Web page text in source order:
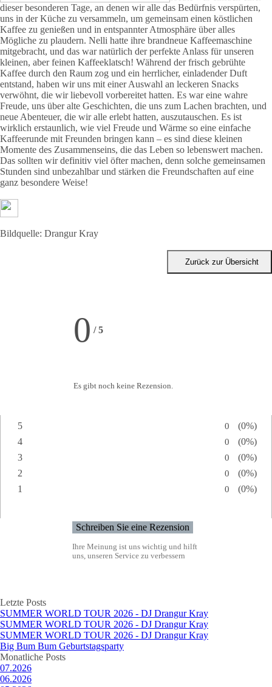
dieser besonderen Tage, an denen wir alle das Bedürfnis verspürten,
uns in der Küche zu versammeln, um gemeinsam einen köstlichen
Kaffee zu genießen und in entspannter Atmosphäre über alles
Mögliche zu plaudern. Nelli hatte ihre brandneue Kaffeemaschine
mitgebracht, und das war natürlich der perfekte Anlass für unseren
kleinen, aber feinen Kaffeeklatsch! Während der frisch gebrühte
Kaffee durch den Raum zog und ein herrlicher, einladender Duft
entstand, haben wir uns mit einer Auswahl an leckeren Snacks
verwöhnt, die wir liebevoll vorbereitet hatten. Es war eine wahre
Freude, uns über alte Geschichten, die uns zum Lachen brachten, und
neue Abenteuer, die wir alle erlebt hatten, auszutauschen. Es ist
wirklich erstaunlich, wie viel Freude und Wärme so eine einfache
Kaffeerunde mit Freunden bringen kann – es sind diese kleinen
Momente des Zusammenseins, die das Leben so lebenswert machen.
Das sollten wir definitiv viel öfter machen, denn solche gemeinsamen
Stunden sind unbezahlbar und stärken die Freundschaften auf eine
ganz besondere Weise!
Bildquelle: Drangur Kray
Zurück zur Übersicht
0 /5
Es gibt noch keine Rezension.
5 Anzahl von
0 (0%)
4 Anzahl von
0 (0%)
3 Anzahl von
0 (0%)
2 Anzahl von
0 (0%)
1 Anzahl von
0 (0%)
Ihre Meinung ist uns wichtig und hilft
uns, unseren Service zu verbessern
Block überspringen Letzte Posts
Letzte Posts
SUMMER WORLD TOUR 2026 - DJ Drangur Kray
SUMMER WORLD TOUR 2026 - DJ Drangur Kray
SUMMER WORLD TOUR 2026 - DJ Drangur Kray
Big Bum Bum Geburtstagsparty
Block überspringen Monatliche Posts
Monatliche Posts
07.2026
06.2026